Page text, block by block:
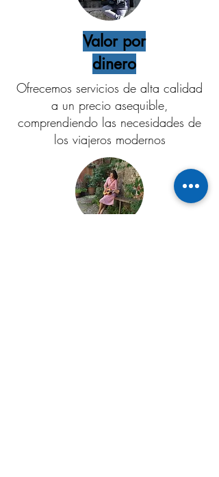
Valor por
dinero
Ofrecemos servicios de alta calidad
a un precio asequible,
comprendiendo las necesidades de
los viajeros modernos